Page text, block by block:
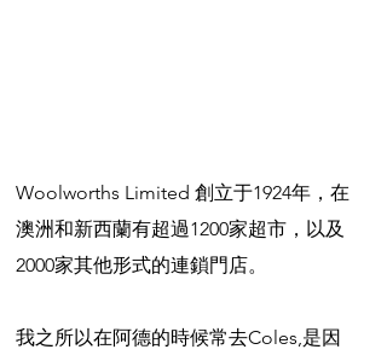
Woolworths Limited 創立于1924年，在
澳洲和新西蘭有超過1200家超市，以及
2000家其他形式的連鎖門店。
我之所以在阿德的時候常去Coles,是因